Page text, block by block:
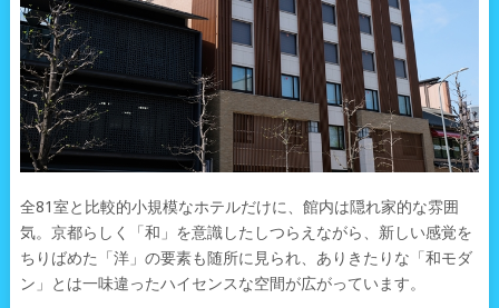
全81室と比較的小規模なホテルだけに、館内は隠れ家的な雰囲
気。京都らしく「和」を意識したしつらえながら、新しい感覚を
ちりばめた「洋」の要素も随所に見られ、ありきたりな「和モダ
ン」とは一味違ったハイセンスな空間が広がっています。